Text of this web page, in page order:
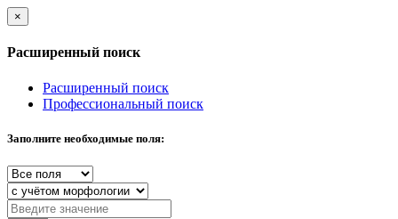
×
Расширенный поиск
Расширенный поиск
Профессиональный поиск
Заполните необходимые поля: